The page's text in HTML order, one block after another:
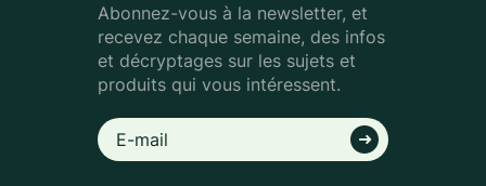
Abonnez-vous à la newsletter, et
recevez chaque semaine, des infos
et décryptages sur les sujets et
produits qui vous intéressent.